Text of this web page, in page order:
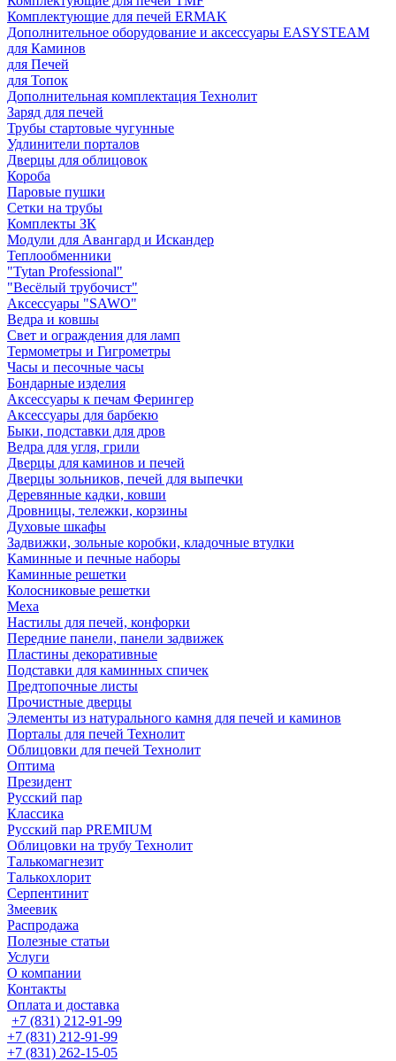
Комплектующие для печей ERMAK
Дополнительное оборудование и аксессуары EASYSTEAM
для Каминов
для Печей
для Топок
Дополнительная комплектация Технолит
Заряд для печей
Трубы стартовые чугунные
Удлинители порталов
Дверцы для облицовок
Короба
Паровые пушки
Сетки на трубы
Комплекты ЗК
Модули для Авангард и Искандер
Теплообменники
"Tytan Professional"
"Весёлый трубочист"
Аксессуары "SAWO"
Ведра и ковшы
Свет и ограждения для ламп
Термометры и Гигрометры
Часы и песочные часы
Бондарные изделия
Аксессуары к печам Ферингер
Аксессуары для барбекю
Быки, подставки для дров
Ведра для угля, грили
Дверцы для каминов и печей
Дверцы зольников, печей для выпечки
Деревянные кадки, ковши
Дровницы, тележки, корзины
Духовые шкафы
Задвижки, зольные коробки, кладочные втулки
Каминные и печные наборы
Каминные решетки
Колосниковые решетки
Меха
Настилы для печей, конфорки
Передние панели, панели задвижек
Пластины декоративные
Подставки для каминных спичек
Предтопочные листы
Прочистные дверцы
Элементы из натурального камня для печей и каминов
Порталы для печей Технолит
Облицовки для печей Технолит
Оптима
Президент
Русский пар
Классика
Русский пар PREMIUM
Облицовки на трубу Технолит
Талькомагнезит
Талькохлорит
Серпентинит
Змеевик
Распродажа
Полезные статьи
Услуги
О компании
Контакты
Оплата и доставка
+7 (831) 212-91-99
+7 (831) 212-91-99
+7 (831) 262-15-05